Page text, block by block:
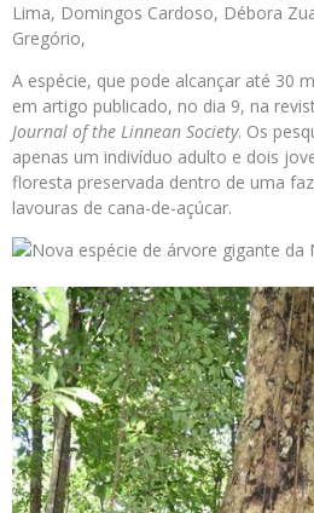
Lima, Domingos Cardoso, Débora
Gregório,
A espécie, que pode alcançar até 30
em artigo publicado, no dia 9, na
Journal of the Linnean Society. Os
apenas um indivíduo adulto e dois
floresta preservada dentro de uma
lavouras de cana-de-açúcar.